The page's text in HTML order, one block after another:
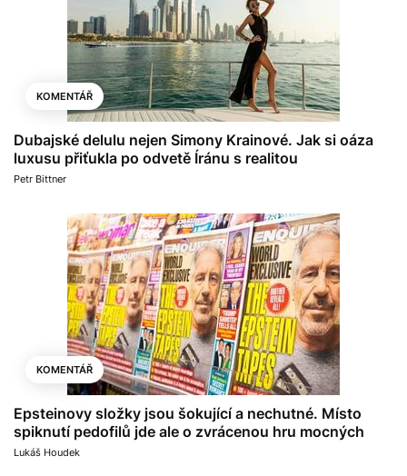
KOMENTÁŘ
Dubajské delulu nejen Simony Krainové. Jak si oáza
luxusu přiťukla po odvetě Íránu s realitou
Petr Bittner
KOMENTÁŘ
Epsteinovy složky jsou šokující a nechutné. Místo
spiknutí pedofilů jde ale o zvrácenou hru mocných
Lukáš Houdek